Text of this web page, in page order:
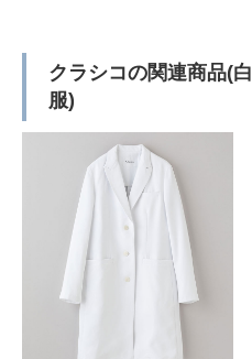
クラシコの関連商品(
服)